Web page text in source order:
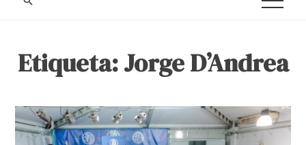
Etiqueta:Jorge D’Andrea